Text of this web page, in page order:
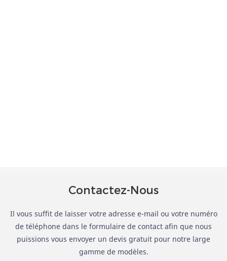
Contactez-Nous
Il vous suffit de laisser votre adresse e-mail ou votre numéro
de téléphone dans le formulaire de contact afin que nous
puissions vous envoyer un devis gratuit pour notre large
gamme de modèles.